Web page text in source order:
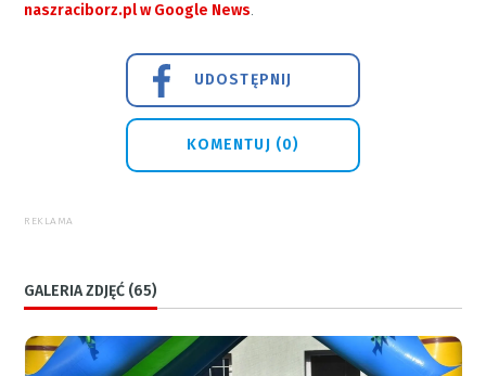
naszraciborz.pl w Google News.
UDOSTĘPNIJ
KOMENTUJ (0)
REKLAMA
GALERIA ZDJĘĆ (65)